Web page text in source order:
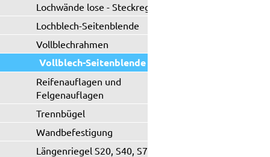
Lochwände lose - Steckregal
Lochblech-Seitenblende
Vollblechrahmen
Vollblech-Seitenblende
Reifenauflagen und
Felgenauflagen
Trennbügel
Wandbefestigung
Längenriegel S20, S40, S71